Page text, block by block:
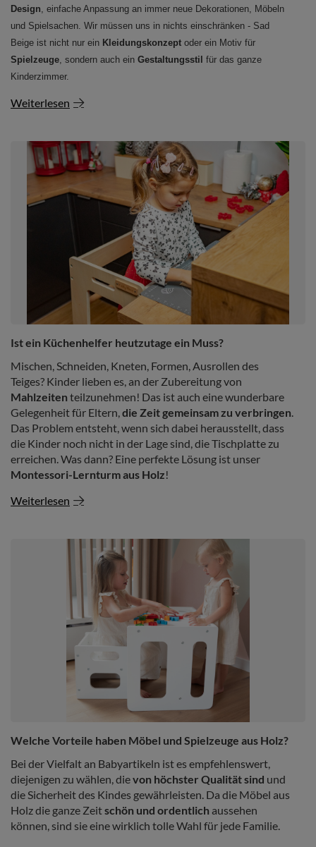
Design, einfache Anpassung an immer neue Dekorationen, Möbeln
und Spielsachen. Wir müssen uns in nichts einschränken - Sad
Beige ist nicht nur ein Kleidungskonzept oder ein Motiv für
Spielzeuge, sondern auch ein Gestaltungsstil für das ganze
Kinderzimmer.
Weiterlesen
Ist ein Küchenhelfer heutzutage ein Muss?
Mischen, Schneiden, Kneten, Formen, Ausrollen des
Teiges? Kinder lieben es, an der Zubereitung von
Mahlzeiten teilzunehmen! Das ist auch eine wunderbare
Gelegenheit für Eltern,die Zeit gemeinsam zu verbringen.
Das Problem entsteht, wenn sich dabei herausstellt, dass
die Kinder noch nicht in der Lage sind, die Tischplatte zu
erreichen. Was dann? Eine perfekte Lösung ist unser
Montessori-Lernturm aus Holz!
Weiterlesen
Welche Vorteile haben Möbel und Spielzeuge aus Holz?
Bei der Vielfalt an Babyartikeln ist es empfehlenswert,
diejenigen zu wählen, dievon höchster Qualität sind und
die Sicherheit des Kindes gewährleisten. Da die Möbel aus
Holz die ganze Zeitschön und ordentlich aussehen
können, sind sie eine wirklich tolle Wahl für jede Familie.